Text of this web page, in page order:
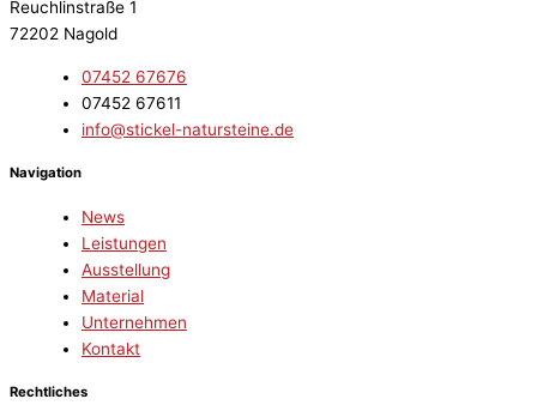
Reuchlinstraße 1
72202 Nagold
07452 67676
07452 67611
info@stickel-natursteine.de
Navigation
News
Leistungen
Ausstellung
Material
Unternehmen
Kontakt
Rechtliches